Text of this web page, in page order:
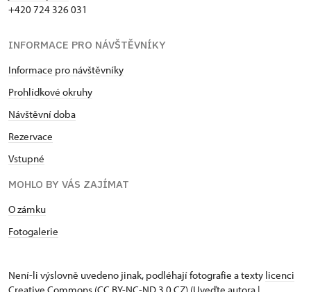
+420 724 326 031
INFORMACE PRO NÁVŠTĚVNÍKY
Informace pro návštěvníky
Prohlídkové okruhy
Návštěvní doba
Rezervace
Vstupné
MOHLO BY VÁS ZAJÍMAT
O zámku
Fotogalerie
Není-li výslovně uvedeno jinak, podléhají fotografie a texty licenci